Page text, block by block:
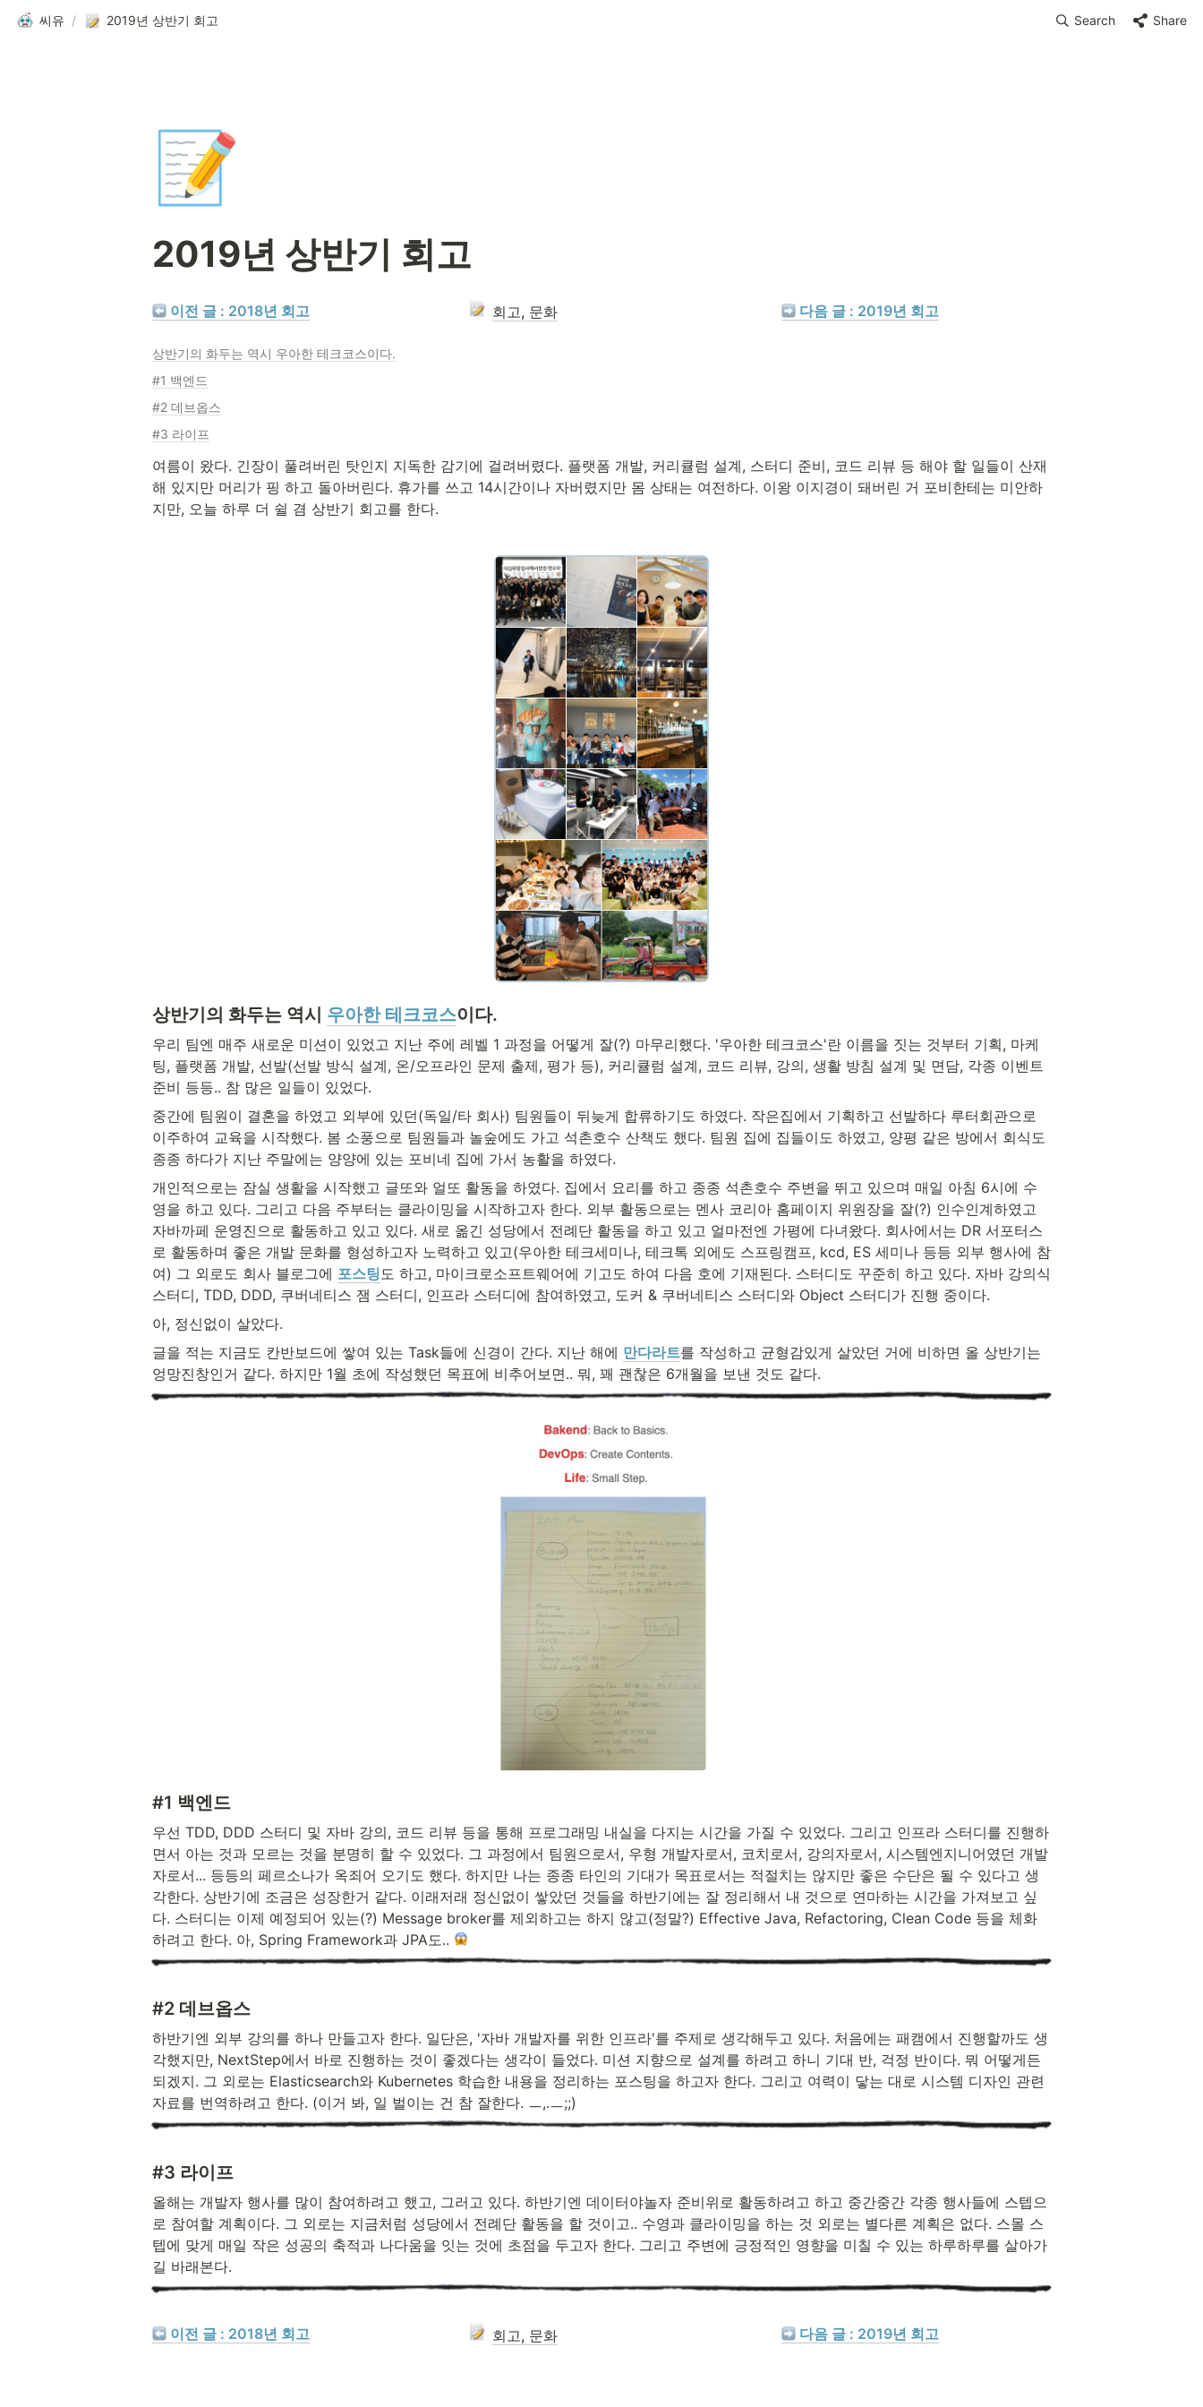
씨유 / 2019년 상반기 회고 Search Share
📝
2019년 상반기 회고
이전 글 : 2018년 회고 회고, 문화 다음 글 : 2019년 회고
상반기의 화두는 역시 우아한 테크코스이다.
#1 백엔드
#2 데브옵스
#3 라이프
여름이 왔다. 긴장이 풀려버린 탓인지 지독한 감기에 걸려버렸다. 플랫폼 개발, 커리큘럼 설계, 스터디 준비, 코드 리뷰 등 해야 할 일들이 산재
해 있지만 머리가 핑 하고 돌아버린다. 휴가를 쓰고 14시간이나 자버렸지만 몸 상태는 여전하다. 이왕 이지경이 돼버린 거 포비한테는 미안하
지만, 오늘 하루 더 쉴 겸 상반기 회고를 한다.
상반기의 화두는 역시 우아한 테크코스이다.
우리 팀엔 매주 새로운 미션이 있었고 지난 주에 레벨 1 과정을 어떻게 잘(?) 마무리했다. '우아한 테크코스'란 이름을 짓는 것부터 기획, 마케
팅, 플랫폼 개발, 선발(선발 방식 설계, 온/오프라인 문제 출제, 평가 등), 커리큘럼 설계, 코드 리뷰, 강의, 생활 방침 설계 및 면담, 각종 이벤트
준비 등등.. 참 많은 일들이 있었다.
중간에 팀원이 결혼을 하였고 외부에 있던(독일/타 회사) 팀원들이 뒤늦게 합류하기도 하였다. 작은집에서 기획하고 선발하다 루터회관으로
이주하여 교육을 시작했다. 봄 소풍으로 팀원들과 놀숲에도 가고 석촌호수 산책도 했다. 팀원 집에 집들이도 하였고, 양평 같은 방에서 회식도
종종 하다가 지난 주말에는 양양에 있는 포비네 집에 가서 농활을 하였다.
개인적으로는 잠실 생활을 시작했고 글또와 얼또 활동을 하였다. 집에서 요리를 하고 종종 석촌호수 주변을 뛰고 있으며 매일 아침 6시에 수
영을 하고 있다. 그리고 다음 주부터는 클라이밍을 시작하고자 한다. 외부 활동으로는 멘사 코리아 홈페이지 위원장을 잘(?) 인수인계하였고
자바까페 운영진으로 활동하고 있고 있다. 새로 옮긴 성당에서 전례단 활동을 하고 있고 얼마전엔 가평에 다녀왔다. 회사에서는 DR 서포터스
로 활동하며 좋은 개발 문화를 형성하고자 노력하고 있고(우아한 테크세미나, 테크톡 외에도 스프링캠프, kcd, ES 세미나 등등 외부 행사에 참
여) 그 외로도 회사 블로그에 포스팅도 하고, 마이크로소프트웨어에 기고도 하여 다음 호에 기재된다. 스터디도 꾸준히 하고 있다. 자바 강의식
스터디, TDD, DDD, 쿠버네티스 잼 스터디, 인프라 스터디에 참여하였고, 도커 & 쿠버네티스 스터디와 Object 스터디가 진행 중이다.
아, 정신없이 살았다.
글을 적는 지금도 칸반보드에 쌓여 있는 Task들에 신경이 간다. 지난 해에 만다라트를 작성하고 균형감있게 살았던 거에 비하면 올 상반기는
엉망진창인거 같다. 하지만 1월 초에 작성했던 목표에 비추어보면.. 뭐, 꽤 괜찮은 6개월을 보낸 것도 같다.
#1 백엔드
우선 TDD, DDD 스터디 및 자바 강의, 코드 리뷰 등을 통해 프로그래밍 내실을 다지는 시간을 가질 수 있었다. 그리고 인프라 스터디를 진행하
면서 아는 것과 모르는 것을 분명히 할 수 있었다. 그 과정에서 팀원으로서, 우형 개발자로서, 코치로서, 강의자로서, 시스템엔지니어였던 개발
자로서... 등등의 페르소나가 옥죄어 오기도 했다. 하지만 나는 종종 타인의 기대가 목표로서는 적절치는 않지만 좋은 수단은 될 수 있다고 생
각한다. 상반기에 조금은 성장한거 같다. 이래저래 정신없이 쌓았던 것들을 하반기에는 잘 정리해서 내 것으로 연마하는 시간을 가져보고 싶
다. 스터디는 이제 예정되어 있는(?) Message broker를 제외하고는 하지 않고(정말?) Effective Java, Refactoring, Clean Code 등을 체화
하려고 한다. 아, Spring Framework과 JPA도..
#2 데브옵스
하반기엔 외부 강의를 하나 만들고자 한다. 일단은, '자바 개발자를 위한 인프라'를 주제로 생각해두고 있다. 처음에는 패캠에서 진행할까도 생
각했지만, NextStep에서 바로 진행하는 것이 좋겠다는 생각이 들었다. 미션 지향으로 설계를 하려고 하니 기대 반, 걱정 반이다. 뭐 어떻게든
되겠지. 그 외로는 Elasticsearch와 Kubernetes 학습한 내용을 정리하는 포스팅을 하고자 한다. 그리고 여력이 닿는 대로 시스템 디자인 관련
자료를 번역하려고 한다. (이거 봐, 일 벌이는 건 참 잘한다. ㅡ,.ㅡ;;)
#3 라이프
올해는 개발자 행사를 많이 참여하려고 했고, 그러고 있다. 하반기엔 데이터야놀자 준비위로 활동하려고 하고 중간중간 각종 행사들에 스텝으
로 참여할 계획이다. 그 외로는 지금처럼 성당에서 전례단 활동을 할 것이고.. 수영과 클라이밍을 하는 것 외로는 별다른 계획은 없다. 스몰 스
텝에 맞게 매일 작은 성공의 축적과 나다움을 잇는 것에 초점을 두고자 한다. 그리고 주변에 긍정적인 영향을 미칠 수 있는 하루하루를 살아가
길 바래본다.
이전 글 : 2018년 회고 회고, 문화 다음 글 : 2019년 회고